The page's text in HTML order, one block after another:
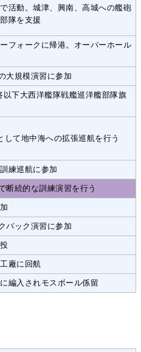
活動。城津、興南、高城への艦砲
隊を支援
フォークに帰港。オーバーホール
大規模演習に参加
以下大西洋艦隊戦艦巡洋艦部隊旗
して地中海への拡張巡航を行う
練巡航に参加
断続的な訓練演習を行う
バック演習に参加
廠に回航
編入されモスボール係留